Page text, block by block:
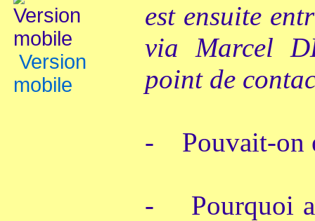
Version
mobile
est ensuite
via Marcel
point de
- Pouvait-on
- Pourquoi